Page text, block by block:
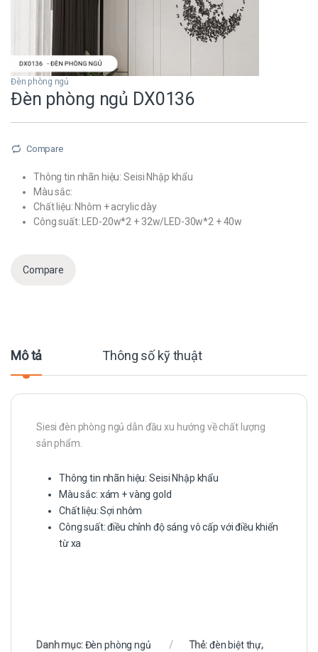
Đèn phòng ngủ
Đèn phòng ngủ DX0136
Compare
Thông tin nhãn hiệu: Seisi Nhập khẩu
Màu sắc:
Chất liệu: Nhôm + acrylic dày
Công suất: LED-20w*2 + 32w/LED-30w*2 + 40w
Compare
Mô tả Thông số kỹ thuật
Siesi đèn phòng ngủ dẫn đầu xu hướng về chất lượng
sản phẩm.
Thông tin nhãn hiệu: Seisi Nhập khẩu
Màu sắc: xám + vàng gold
Chất liệu: Sợi nhôm
Công suất: điều chỉnh độ sáng vô cấp với điều khiển
từ xa
Danh mục:Đèn phòng ngủ Thẻ:đèn biệt thự,